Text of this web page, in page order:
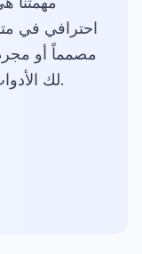
احترافي في
مصمماً أو
لك الأدوات التي تحتاجها لتحقيق نتائج مثالية.